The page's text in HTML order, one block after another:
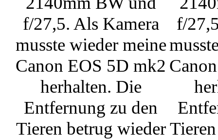
f/27,5. Als Kamera
musste wieder meine
Canon EOS 5D mk2
herhalten. Die
Entfernung zu den
Tieren betrug wieder
f/